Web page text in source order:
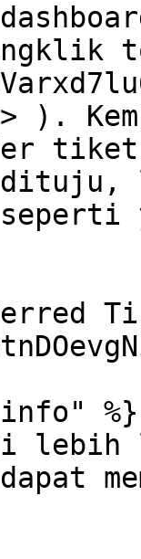
dituju,
%}